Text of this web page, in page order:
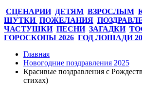
СЦЕНАРИИ ДЕТЯМ ВЗРОСЛЫМ
ШУТКИ ПОЖЕЛАНИЯ
ЧАСТУШКИ ПЕСНИ ЗАГАДКИ
ГОРОСКОПЫ 2026 ГОД ЛОШАДИ
Главная
Новогодние поздравления 2025
Красивые поздравления с
стихах)